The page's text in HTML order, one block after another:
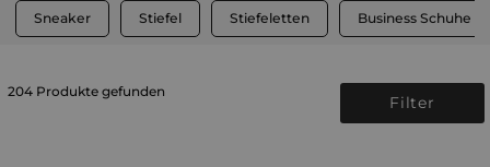
Sneaker Stiefel Stiefeletten Business Schuhe
204 Produkte gefunden
Filter